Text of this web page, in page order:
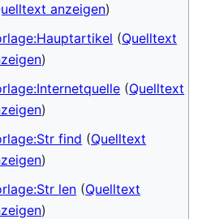
anzeigen)
(Quelltext
)
(Quelltext
)
find (Quelltext
)
len (Quelltext
)